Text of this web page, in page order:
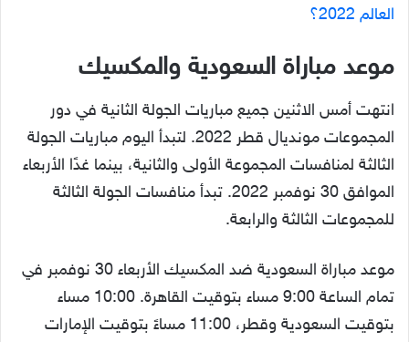
العالم 2022؟
موعد مباراة السعودية والمكسيك
انتهت أمس الاثنين جميع مباريات الجولة الثانية في دور
المجموعات مونديال قطر 2022. لتبدأ اليوم مباريات الجولة
الثالثة لمنافسات المجموعة الأولى والثانية، بينما غدًا الأربعاء
الموافق 30 نوفمبر 2022. تبدأ منافسات الجولة الثالثة
للمجموعات الثالثة والرابعة.
موعد مباراة السعودية ضد المكسيك الأربعاء 30 نوفمبر في
تمام الساعة 9:00 مساء بتوقيت القاهرة. 10:00 مساء
بتوقيت السعودية وقطر، 11:00 مساءً بتوقيت الإمارات